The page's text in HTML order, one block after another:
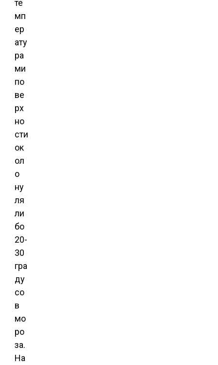
те
мп
ер
ату
ра
ми
по
ве
рх
но
сти
ок
ол
о
ну
ля
ли
бо
20-
30
гра
ду
со
в
мо
ро
за.
На